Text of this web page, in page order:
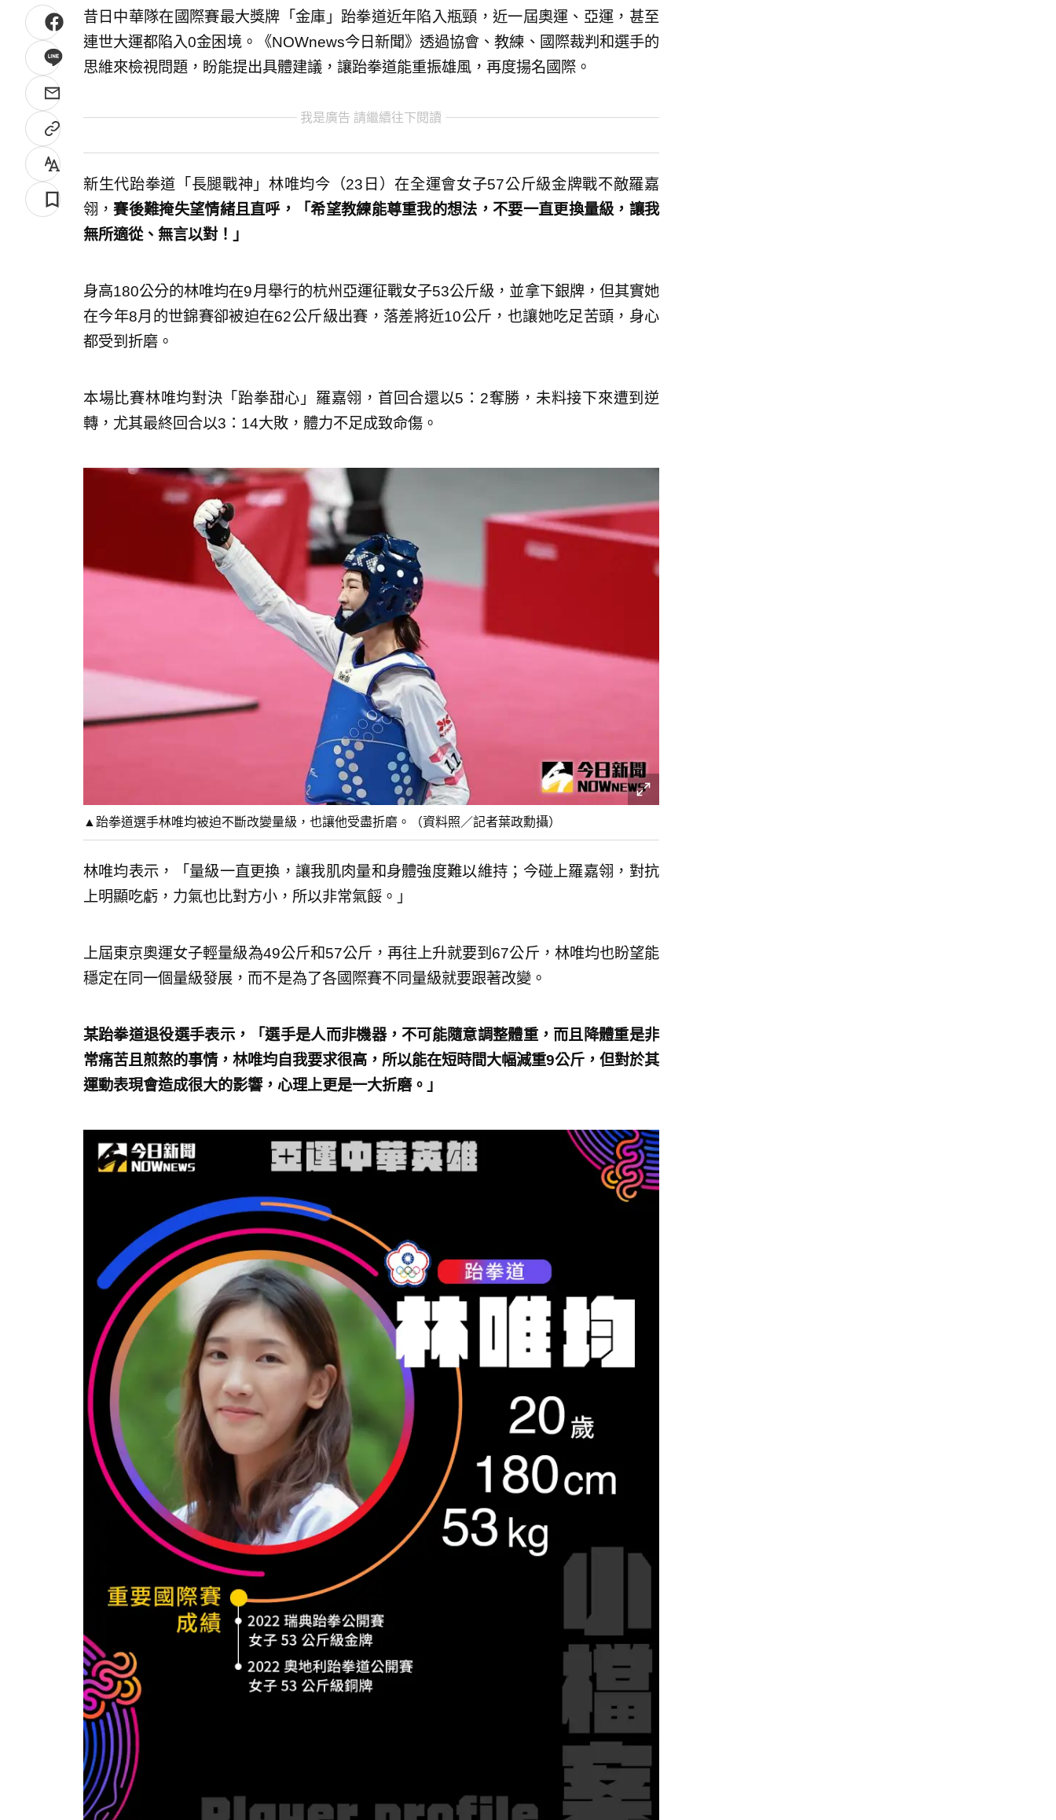
昔日中華隊在國際賽最大獎牌「金庫」跆拳道近年陷入瓶頸，近一屆奧運、亞運，甚至
連世大運都陷入0金困境。《NOWnews今日新聞》透過協會、教練、國際裁判和選手的
思維來檢視問題，盼能提出具體建議，讓跆拳道能重振雄風，再度揚名國際。
我是廣告 請繼續往下閱讀
新生代跆拳道「長腿戰神」林唯均今（23日）在全運會女子57公斤級金牌戰不敵羅嘉
翎，賽後難掩失望情緒且直呼，「希望教練能尊重我的想法，不要一直更換量級，讓我
無所適從、無言以對！」
身高180公分的林唯均在9月舉行的杭州亞運征戰女子53公斤級，並拿下銀牌，但其實她
在今年8月的世錦賽卻被迫在62公斤級出賽，落差將近10公斤，也讓她吃足苦頭，身心
都受到折磨。
本場比賽林唯均對決「跆拳甜心」羅嘉翎，首回合還以5：2奪勝，未料接下來遭到逆
轉，尤其最終回合以3：14大敗，體力不足成致命傷。
▲跆拳道選手林唯均被迫不斷改變量級，也讓他受盡折磨。（資料照／記者葉政勳攝）
林唯均表示，「量級一直更換，讓我肌肉量和身體強度難以維持；今碰上羅嘉翎，對抗
上明顯吃虧，力氣也比對方小，所以非常氣餒。」
上屆東京奧運女子輕量級為49公斤和57公斤，再往上升就要到67公斤，林唯均也盼望能
穩定在同一個量級發展，而不是為了各國際賽不同量級就要跟著改變。
某跆拳道退役選手表示，「選手是人而非機器，不可能隨意調整體重，而且降體重是非
常痛苦且煎熬的事情，林唯均自我要求很高，所以能在短時間大幅減重9公斤，但對於其
運動表現會造成很大的影響，心理上更是一大折磨。」